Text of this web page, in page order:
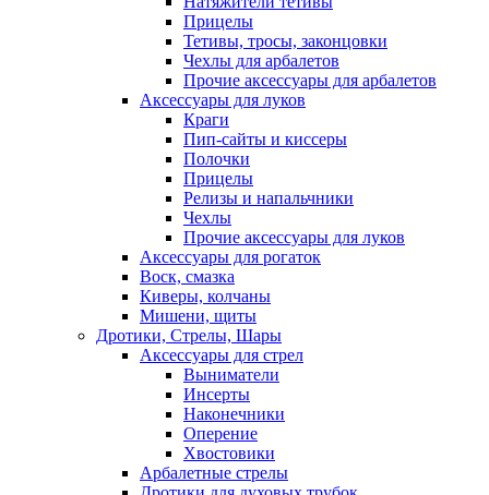
Прицелы
Тетивы, тросы, законцовки
Чехлы для арбалетов
Прочие аксессуары для арбалетов
Аксессуары для луков
Краги
Пип-сайты и киссеры
Полочки
Прицелы
Релизы и напальчники
Чехлы
Прочие аксессуары для луков
Аксессуары для рогаток
Воск, смазка
Киверы, колчаны
Мишени, щиты
Дротики, Стрелы, Шары
Аксессуары для стрел
Выниматели
Инсерты
Наконечники
Оперение
Хвостовики
Арбалетные стрелы